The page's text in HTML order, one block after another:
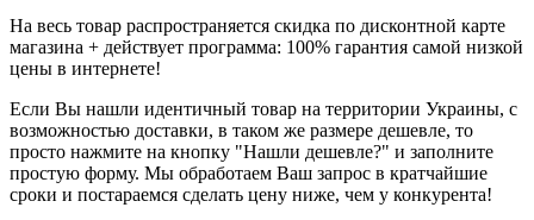
На весь товар распространяется скидка по дисконтной карте
магазина + действует программа: 100% гарантия самой низкой
цены в интернете!
Если Вы нашли идентичный товар на территории Украины, с
возможностью доставки, в таком же размере дешевле, то
просто нажмите на кнопку "Нашли дешевле?" и заполните
простую форму. Мы обработаем Ваш запрос в кратчайшие
сроки и постараемся сделать цену ниже, чем у конкурента!